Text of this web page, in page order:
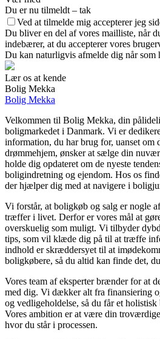
Du er nu tilmeldt – tak
Ved at tilmelde mig accepterer jeg
Du bliver en del af vores mailliste, når
indebærer, at du accepterer vores
Du kan naturligvis afmelde dig når som
Lær os at kende
Bolig Mekka
Bolig Mekka
Velkommen til Bolig Mekka, din
boligmarkedet i Danmark. Vi er
information, du har brug for, uanset om
drømmehjem, ønsker at sælge din
holde dig opdateret om de nyeste
boligindretning og ejendom. Hos os
der hjælper dig med at navigere i
Vi forstår, at boligkøb og salg er nogle
træffer i livet. Derfor er vores mål at
overskuelig som muligt. Vi tilbyder
tips, som vil klæde dig på til at træffe
indhold er skræddersyet til at
boligkøbere, så du altid kan finde det,
Vores team af eksperter brænder for at
med dig. Vi dækker alt fra finansiering
og vedligeholdelse, så du får et
Vores ambition er at være din
hvor du står i processen.